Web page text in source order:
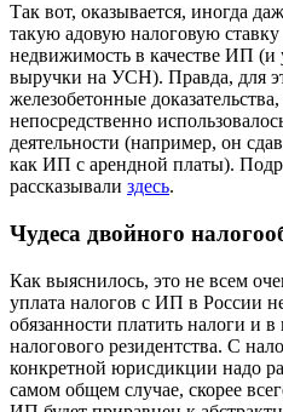
Так вот, оказывается, иногда
такую адовую налоговую
недвижимость в качестве ИП (и
выручки на УСН). Правда, для
железобетонные
непосредственно
деятельности (например, он
как ИП с арендной платы).
рассказывали здесь.
Чудеса двойного
Как выяснилось, это не всем
уплата налогов с ИП в России
обязанности платить налоги и
налогового резидентства. С
конкретной юрисдикции надо
самом общем случае, скорее